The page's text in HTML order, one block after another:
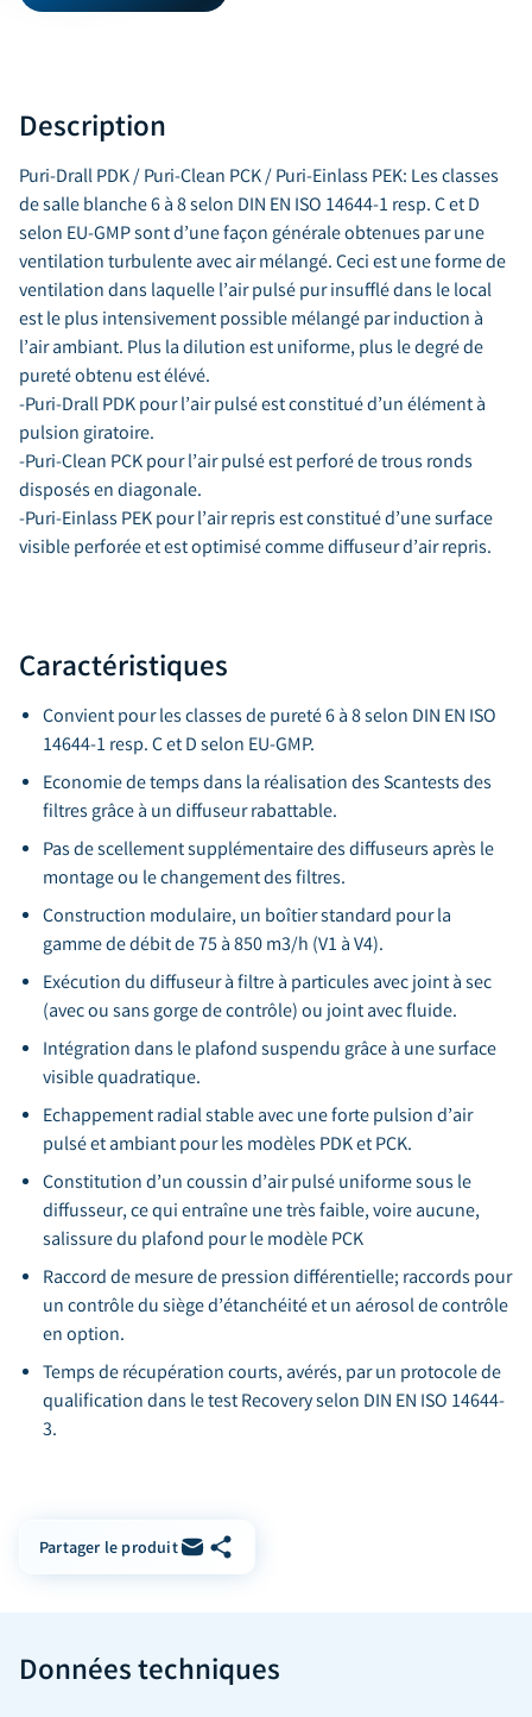
Description
Puri-Drall PDK / Puri-Clean PCK / Puri-Einlass PEK: Les classes
de salle blanche 6 à 8 selon DIN EN ISO 14644-1 resp. C et D
selon EU-GMP sont d’une façon générale obtenues par une
ventilation turbulente avec air mélangé. Ceci est une forme de
ventilation dans laquelle l’air pulsé pur insufflé dans le local
est le plus intensivement possible mélangé par induction à
l’air ambiant. Plus la dilution est uniforme, plus le degré de
pureté obtenu est élévé.
-Puri-Drall PDK pour l’air pulsé est constitué d’un élément à
pulsion giratoire.
-Puri-Clean PCK pour l’air pulsé est perforé de trous ronds
disposés en diagonale.
-Puri-Einlass PEK pour l’air repris est constitué d’une surface
visible perforée et est optimisé comme diffuseur d’air repris.
Caractéristiques
Convient pour les classes de pureté 6 à 8 selon DIN EN ISO
14644-1 resp. C et D selon EU-GMP.
Economie de temps dans la réalisation des Scantests des
filtres grâce à un diffuseur rabattable.
Pas de scellement supplémentaire des diffuseurs après le
montage ou le changement des filtres.
Construction modulaire, un boîtier standard pour la
gamme de débit de 75 à 850 m3/h (V1 à V4).
Exécution du diffuseur à filtre à particules avec joint à sec
(avec ou sans gorge de contrôle) ou joint avec fluide.
Intégration dans le plafond suspendu grâce à une surface
visible quadratique.
Echappement radial stable avec une forte pulsion d’air
pulsé et ambiant pour les modèles PDK et PCK.
Constitution d’un coussin d’air pulsé uniforme sous le
diffusseur, ce qui entraîne une très faible, voire aucune,
salissure du plafond pour le modèle PCK
Raccord de mesure de pression différentielle; raccords pour
un contrôle du siège d’étanchéité et un aérosol de contrôle
en option.
Temps de récupération courts, avérés, par un protocole de
qualification dans le test Recovery selon DIN EN ISO 14644-
3.
Partager le produitPartager par e-mail
Copier le lien
Données techniques